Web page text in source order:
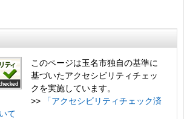
このページは玉名市独自の基準に
基づいたアクセシビリティチェッ
クを実施しています。
>>
「アクセシビリティチェック済
て